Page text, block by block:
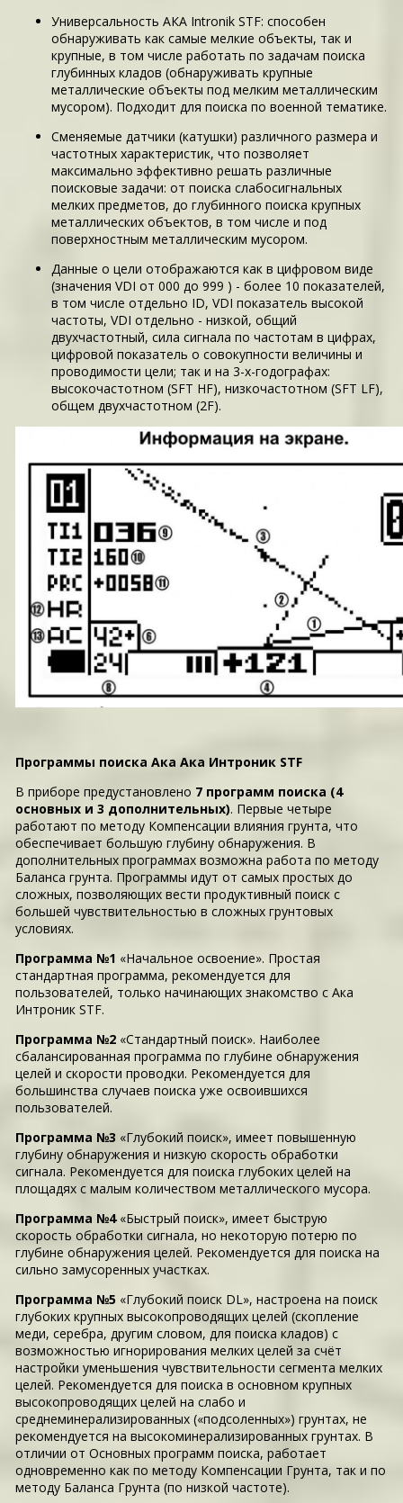
Универсальность АКА Intronik STF: способен
обнаруживать как самые мелкие объекты, так и
крупные, в том числе работать по задачам поиска
глубинных кладов (обнаруживать крупные
металлические объекты под мелким металлическим
мусором). Подходит для поиска по военной тематике.
Сменяемые датчики (катушки) различного размера и
частотных характеристик, что позволяет
максимально эффективно решать различные
поисковые задачи: от поиска слабосигнальных
мелких предметов, до глубинного поиска крупных
металлических объектов, в том числе и под
поверхностным металлическим мусором.
Данные о цели отображаются как в цифровом виде
(значения VDI от 000 до 999 ) - более 10 показателей,
в том числе отдельно ID, VDI показатель высокой
частоты, VDI отдельно - низкой, общий
двухчастотный, сила сигнала по частотам в цифрах,
цифровой показатель о совокупности величины и
проводимости цели; так и на 3-х-годографах:
высокочастотном (SFT HF), низкочастотном (SFT LF),
общем двухчастотном (2F).
Программы поиска Ака Ака Интроник STF
В приборе предустановлено 7 программ поиска (4
основных и 3 дополнительных). Первые четыре
работают по методу Компенсации влияния грунта, что
обеспечивает большую глубину обнаружения. В
дополнительных программах возможна работа по методу
Баланса грунта. Программы идут от самых простых до
сложных, позволяющих вести продуктивный поиск с
большей чувствительностью в сложных грунтовых
условиях.
Программа №1 «Начальное освоение». Простая
стандартная программа, рекомендуется для
пользователей, только начинающих знакомство с Ака
Интроник STF.
Программа №2 «Стандартный поиск». Наиболее
сбалансированная программа по глубине обнаружения
целей и скорости проводки. Рекомендуется для
большинства случаев поиска уже освоившихся
пользователей.
Программа №3 «Глубокий поиск», имеет повышенную
глубину обнаружения и низкую скорость обработки
сигнала. Рекомендуется для поиска глубоких целей на
площадях с малым количеством металлического мусора.
Программа №4«Быстрый поиск», имеет быструю
скорость обработки сигнала, но некоторую потерю по
глубине обнаружения целей. Рекомендуется для поиска на
сильно замусоренных участках.
Программа №5 «Глубокий поиск DL», настроена на поиск
глубоких крупных высокопроводящих целей (скопление
меди, серебра, другим словом, для поиска кладов) с
возможностью игнорирования мелких целей за счёт
настройки уменьшения чувствительности сегмента мелких
целей. Рекомендуется для поиска в основном крупных
высокопроводящих целей на слабо и
среднеминерализированных («подсоленных») грунтах, не
рекомендуется на высокоминерализированных грунтах. В
отличии от Основных программ поиска, работает
одновременно как по методу Компенсации Грунта, так и по
методу Баланса Грунта (по низкой частоте).